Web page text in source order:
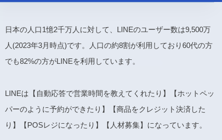
日本の人口1憶2千万人に対して、LINEのユーザー数は9,500万
人(2023年3月時点)です。人口の約8割が利用しており60代の方
でも82%の方がLINEを利用しています。
LINEは【自動応答で営業時間を教えてくれたり】【ホットペッ
パーのように予約ができたり】【商品をクレジット決済した
り】【POSレジになったり】【人材募集】になっています。